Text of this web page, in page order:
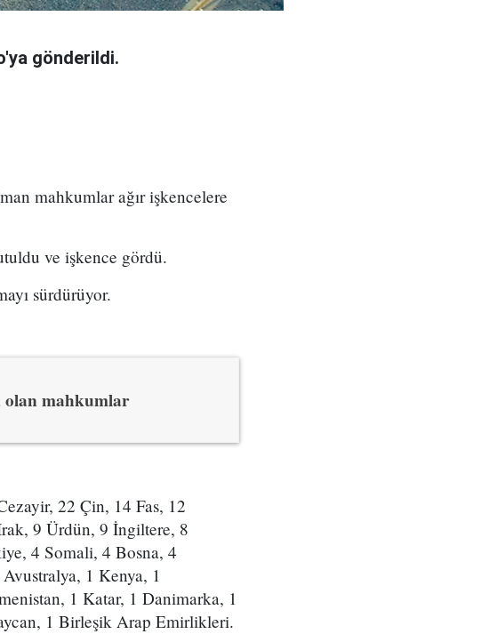
gönderildi.
mahkumlar ağır işkencelere
ve işkence gördü.
sürdürüyor.
mahkumlar
22 Çin, 14 Fas, 12
9 Ürdün, 9 İngiltere, 8
4 Somali, 4 Bosna, 4
1 Kenya, 1
1 Katar, 1 Danimarka, 1
1 Birleşik Arap Emirlikleri.